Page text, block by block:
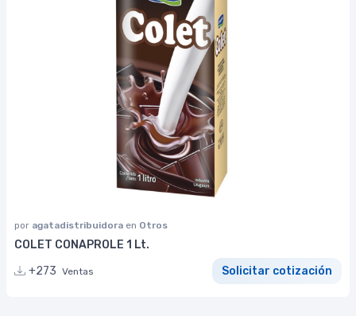
por agatadistribuidora en Otros
COLET CONAPROLE 1 Lt.
+273 Ventas Solicitar cotización